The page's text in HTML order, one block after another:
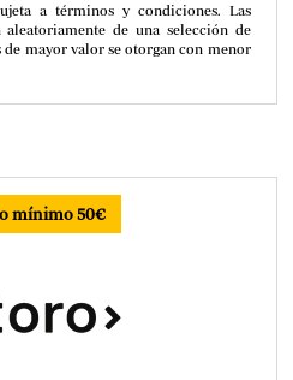
a términos y condiciones. Las
aleatoriamente de una selección de
de mayor valor se otorgan con menor
mínimo 50€